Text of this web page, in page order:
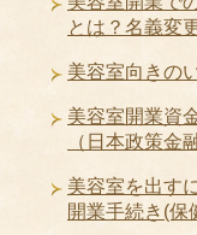
とは？名義変
美容室向きの
美容室開業資
（日本政策金
美容室を出す
開業手続き(保